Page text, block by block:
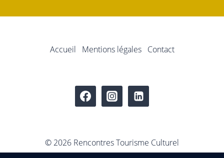
Accueil Mentions légales Contact
© 2026 Rencontres Tourisme Culturel